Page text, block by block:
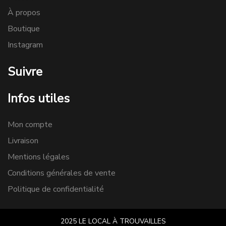
À propos
Boutique
Instagram
Suivre
Infos utiles
Mon compte
Livraison
Mentions légales
Conditions générales de vente
Politique de confidentialité
2025 LE LOCAL À TROUVAILLES